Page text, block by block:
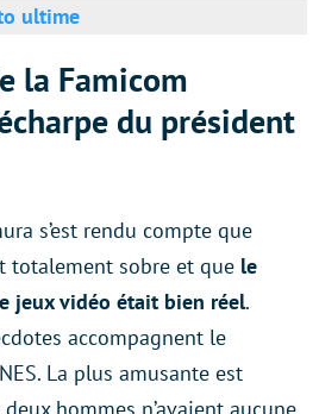
ultime
la Famicom
du président
s’est rendu compte que
totalement sobre et que le
jeux vidéo était bien réel.
accompagnent le
La plus amusante est
hommes n’avaient aucune